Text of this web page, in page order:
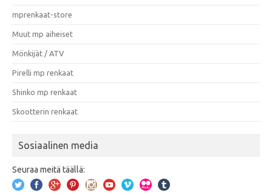
mprenkaat-store
Muut mp aiheiset
Mönkijät / ATV
Pirelli mp renkaat
Shinko mp renkaat
Skootterin renkaat
Sosiaalinen media
Seuraa meitä täällä: